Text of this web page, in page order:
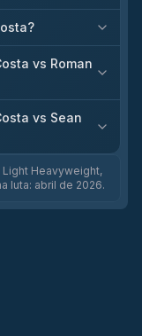
vs Roman
vs Sean
Light Heavyweight,
luta: abril de 2026.